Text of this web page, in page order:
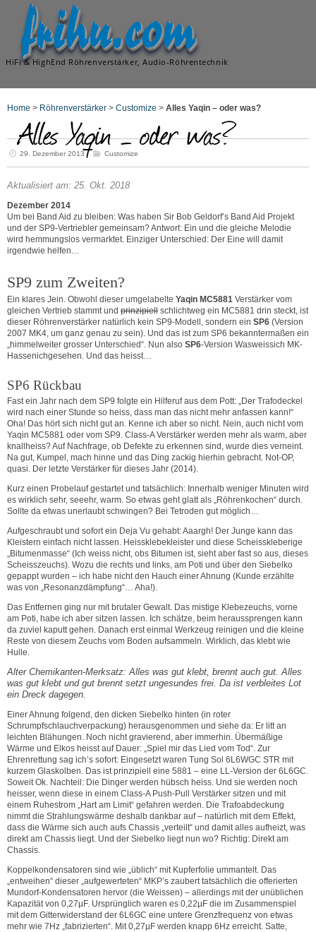
frihu.com
HiFi & HighEnd Röhrenverstärker, Audio-Röhrentechnik
Home > Röhrenverstärker > Customize > Alles Yaqin – oder was?
Alles Yaqin – oder was?
29. Dezember 2013 Customize
Aktualisiert am: 25. Okt. 2018
Dezember 2014
Um bei Band Aid zu bleiben: Was haben Sir Bob Geldorf’s Band Aid Projekt
und der SP9-Vertriebler gemeinsam? Antwort: Ein und die gleiche Melodie
wird hemmungslos vermarktet. Einziger Unterschied: Der Eine will damit
irgendwie helfen…
SP9 zum Zweiten?
Ein klares Jein. Obwohl dieser umgelabelte Yaqin MC5881 Verstärker vom
gleichen Vertrieb stammt und prinzipiell schlichtweg ein MC5881 drin steckt, ist
dieser Röhrenverstärker natürlich kein SP9-Modell, sondern ein SP6 (Version
2007 MK4, um ganz genau zu sein). Und das ist zum SP6 bekanntermaßen ein
„himmelweiter grosser Unterschied“. Nun also SP6-Version Wasweissich MK-
Hassenichgesehen. Und das heisst…
SP6 Rückbau
Fast ein Jahr nach dem SP9 folgte ein Hilferuf aus dem Pott: „Der Trafodeckel
wird nach einer Stunde so heiss, dass man das nicht mehr anfassen kann!“
Oha! Das hört sich nicht gut an. Kenne ich aber so nicht. Nein, auch nicht vom
Yaqin MC5881 oder vom SP9. Class-A Verstärker werden mehr als warm, aber
knallheiss? Auf Nachfrage, ob Defekte zu erkennen sind, wurde dies verneint.
Na gut, Kumpel, mach hinne und das Ding zackig hierhin gebracht. Not-OP,
quasi. Der letzte Verstärker für dieses Jahr (2014).
Kurz einen Probelauf gestartet und tatsächlich: Innerhalb weniger Minuten wird
es wirklich sehr, seeehr, warm. So etwas geht glatt als „Röhrenkochen“ durch.
Sollte da etwas unerlaubt schwingen? Bei Tetroden gut möglich…
Aufgeschraubt und sofort ein Deja Vu gehabt: Aaargh! Der Junge kann das
Kleistern einfach nicht lassen. Heissklebekleister und diese Scheisskleberige
„Bitumenmasse“ (Ich weiss nicht, obs Bitumen ist, sieht aber fast so aus, dieses
Scheisszeuchs). Wozu die rechts und links, am Poti und über den Siebelko
gepappt wurden – ich habe nicht den Hauch einer Ahnung (Kunde erzählte
was von „Resonanzdämpfung“… Aha!).
Das Entfernen ging nur mit brutaler Gewalt. Das mistige Klebezeuchs, vorne
am Poti, habe ich aber sitzen lassen. Ich schätze, beim heraussprengen kann
da zuviel kaputt gehen. Danach erst einmal Werkzeug reinigen und die kleine
Reste von diesem Zeuchs vom Boden aufsammeln. Wirklich, das klebt wie
Hulle.
Alter Chemikanten-Merksatz: Alles was gut klebt, brennt auch gut. Alles
was gut klebt und gut brennt setzt ungesundes frei. Da ist verbleites Lot
ein Dreck dagegen.
Einer Ahnung folgend, den dicken Siebelko hinten (in roter
Schrumpfschlauchverpackung) herausgenommen und siehe da: Er litt an
leichten Blähungen. Noch nicht gravierend, aber immerhin. Übermäßige
Wärme und Elkos heisst auf Dauer: „Spiel mir das Lied vom Tod“. Zur
Ehrenrettung sag ich’s sofort: Eingesetzt waren Tung Sol 6L6WGC STR mit
kurzem Glaskolben. Das ist prinzipiell eine 5881 – eine LL-Version der 6L6GC.
Soweit Ok. Nachteil: Die Dinger werden hübsch heiss. Und sie werden noch
heisser, wenn diese in einem Class-A Push-Pull Verstärker sitzen und mit
einem Ruhestrom „Hart am Limit“ gefahren werden. Die Trafoabdeckung
nimmt die Strahlungswärme deshalb dankbar auf – natürlich mit dem Effekt,
dass die Wärme sich auch aufs Chassis „verteilt“ und damit alles aufheizt, was
direkt am Chassis liegt. Und der Siebelko liegt nun wo? Richtig: Direkt am
Chassis.
Koppelkondensatoren sind wie „üblich“ mit Kupferfolie ummantelt. Das
„entweihen“ dieser „aufgewerteten“ MKP’s zaubert tatsächlich die offerierten
Mundorf-Kondensatoren hervor (die Weissen) – allerdings mit der unüblichen
Kapazität von 0,27µF. Ursprünglich waren es 0,22µF die im Zusammenspiel
mit dem Gitterwiderstand der 6L6GC eine untere Grenzfrequenz von etwas
mehr wie 7Hz „fabrizierten“. Mit 0,27µF werden knapp 6Hz erreicht. Satte,